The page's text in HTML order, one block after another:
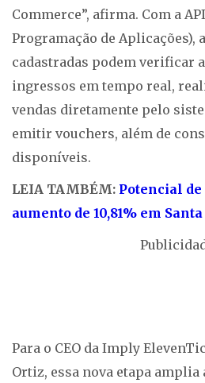
Commerce”, afirma. Com a
Programação de Aplicações),
cadastradas podem verificar
ingressos em tempo real,
vendas diretamente pelo
emitir vouchers, além de
disponíveis.
LEIA TAMBÉM: Potencial
aumento de 10,81% em
Para o CEO da Imply
Ortiz, essa nova etapa